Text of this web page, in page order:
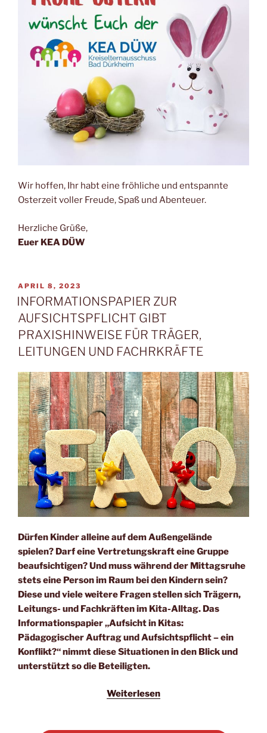
Wir hoffen, Ihr habt eine fröhliche und entspannte
Osterzeit voller Freude, Spaß und Abenteuer.
Herzliche Grüße,
Euer KEA DÜW
VERÖFFENTLICHT
AM
APRIL 8, 2023
INFORMATIONSPAPIER ZUR
AUFSICHTSPFLICHT GIBT
PRAXISHINWEISE FÜR TRÄGER,
LEITUNGEN UND FACHRKRÄFTE
Dürfen Kinder alleine auf dem Außengelände
spielen? Darf eine Vertretungskraft eine Gruppe
beaufsichtigen? Und muss während der Mittagsruhe
stets eine Person im Raum bei den Kindern sein?
Diese und viele weitere Fragen stellen sich Trägern,
Leitungs- und Fachkräften im Kita-Alltag. Das
Informationspapier „Aufsicht in Kitas:
Pädagogischer Auftrag und Aufsichtspflicht – ein
Konflikt?“ nimmt diese Situationen in den Blick und
unterstützt so die Beteiligten.
Weiterlesen